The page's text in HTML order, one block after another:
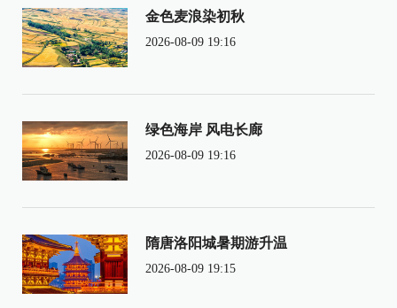
金色麦浪染初秋
2026-08-09 19:16
绿色海岸 风电长廊
2026-08-09 19:16
隋唐洛阳城暑期游升温
2026-08-09 19:15